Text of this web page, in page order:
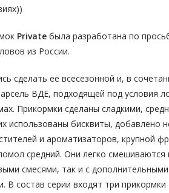
Private была разработана по
из России.
сделать её всесезонной и, в
ВДЕ, подходящей под условия
Прикормки сделаны сладкими,
использованы бисквиты, добавлено
и ароматизаторов, крупной
средний. Они легко смешиваются
смесями, так и с дополнительными
В состав серии входят три